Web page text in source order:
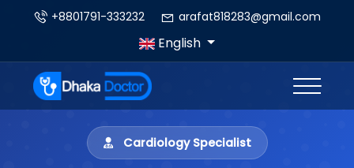
+8801791-333232 arafat818283@gmail.com
English
Cardiology Specialist